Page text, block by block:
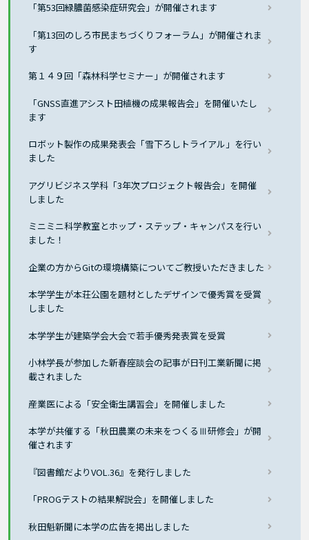
「第53回緑膿菌感染症研究会」が開催されます
「第13回のしろ市民まちづくりフォーラム」が開催されま
す
第１４９回「森林科学セミナー」が開催されます
「GNSS直進アシスト田植機の成果報告会」を開催いたし
ます
ロボット製作の成果発表会「雪下ろしトライアル」を行い
ました
アグリビジネス学科「3年次プロジェクト報告会」を開催
しました
ミニミニ科学教室とホップ・ステップ・キャンパスを行い
ました！
企業の方からGitの環境構築についてご教授いただきました
本学学生が本荘公園を題材としたデザインで優秀賞を受賞
しました
本学学生が建築学会大会で若手優秀発表賞を受賞
小林学長が参加した新春座談会の記事が日刊工業新聞に掲
載されました
産業医による「安全衛生講習会」を開催しました
本学が共催する「秋田農業の未来をつくるⅢ研修会」が開
催されます
『図書館だよりVOL.36』を発行しました
「PROGテストの結果解説会」を開催しました
秋田魁新聞に本学の広告を掲出しました